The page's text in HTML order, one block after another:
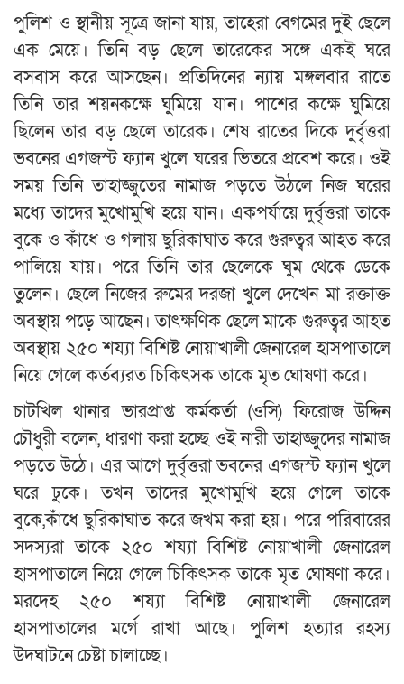
পুলিশ ও স্থানীয় সূত্রে জানা যায়, তাহেরা বেগমের দুই ছেলে
এক মেয়ে। তিনি বড় ছেলে তারেকের সঙ্গে একই ঘরে
বসবাস করে আসছেন। প্রতিদিনের ন্যায় মঙ্গলবার রাতে
তিনি তার শয়নকক্ষে ঘুমিয়ে যান। পাশের কক্ষে ঘুমিয়ে
ছিলেন তার বড় ছেলে তারেক। শেষ রাতের দিকে দুর্বৃত্তরা
ভবনের এগজস্ট ফ্যান খুলে ঘরের ভিতরে প্রবেশ করে। ওই
সময় তিনি তাহাজ্জুতের নামাজ পড়তে উঠলে নিজ ঘরের
মধ্যে তাদের মুখোমুখি হয়ে যান। একপর্যায়ে দুর্বৃত্তরা তাকে
বুকে ও কাঁধে ও গলায় ছুরিকাঘাত করে গুরুত্বর আহত করে
পালিয়ে যায়। পরে তিনি তার ছেলেকে ঘুম থেকে ডেকে
তুলেন। ছেলে নিজের রুমের দরজা খুলে দেখেন মা রক্তাক্ত
অবস্থায় পড়ে আছেন। তাৎক্ষণিক ছেলে মাকে গুরুত্বর আহত
অবস্থায় ২৫০ শয্যা বিশিষ্ট নোয়াখালী জেনারেল হাসপাতালে
নিয়ে গেলে কর্তব্যরত চিকিৎসক তাকে মৃত ঘোষণা করে।
চাটখিল থানার ভারপ্রাপ্ত কর্মকর্তা (ওসি) ফিরোজ উদ্দিন
চৌধুরী বলেন, ধারণা করা হচ্ছে ওই নারী তাহাজ্জুদের নামাজ
পড়তে উঠে। এর আগে দুর্বৃত্তরা ভবনের এগজস্ট ফ্যান খুলে
ঘরে ঢুকে। তখন তাদের মুখোমুখি হয়ে গেলে তাকে
বুকে,কাঁধে ছুরিকাঘাত করে জখম করা হয়। পরে পরিবারের
সদস্যরা তাকে ২৫০ শয্যা বিশিষ্ট নোয়াখালী জেনারেল
হাসপাতালে নিয়ে গেলে চিকিৎসক তাকে মৃত ঘোষণা করে।
মরদেহ ২৫০ শয্যা বিশিষ্ট নোয়াখালী জেনারেল
হাসপাতালের মর্গে রাখা আছে। পুলিশ হত্যার রহস্য
উদঘাটনে চেষ্টা চালাচ্ছে।